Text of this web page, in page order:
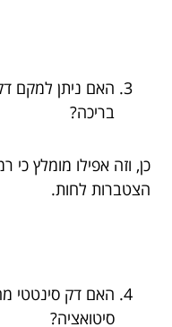
האם ניתן למקם
בריכה?
כן, וזה אפילו מומלץ
הצטברות לחות.
האם דק סינטטי
סיטואציה?